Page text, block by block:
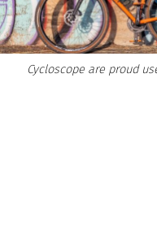
Cycloscope are proud